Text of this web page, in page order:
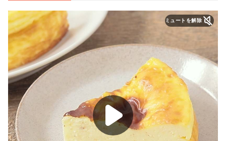
ミュートを解除